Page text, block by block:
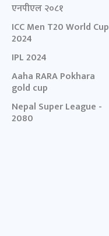
एनपीएल २०८१
ICC Men T20 World Cup
2024
IPL 2024
Aaha RARA Pokhara
gold cup
Nepal Super League -
2080